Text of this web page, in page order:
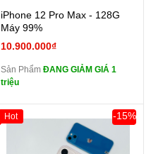
iPhone 12 Pro Max - 128G
Máy 99%
10.900.000₫
Sản Phẩm ĐANG GIẢM GIÁ 1
triệu
-15%
Hot